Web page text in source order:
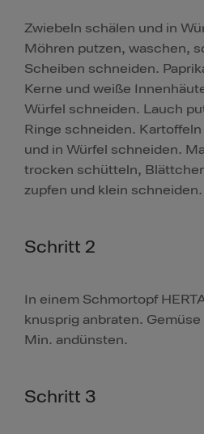
Zwiebeln schälen und in
Möhren putzen, waschen,
Scheiben schneiden.
Kerne und weiße
Würfel schneiden. Lauch
Ringe schneiden.
und in Würfel schneiden.
trocken schütteln,
zupfen und klein schneiden.
Schritt 2
In einem Schmortopf
knusprig anbraten.
Min. andünsten.
Schritt 3